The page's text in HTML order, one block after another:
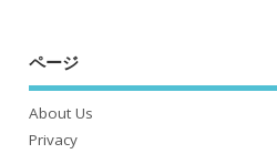
ページ
About Us
Privacy